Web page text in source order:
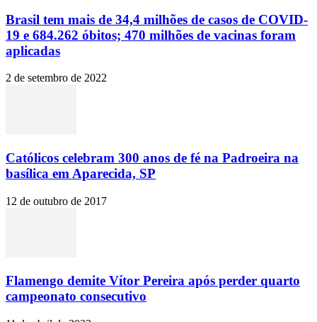
Brasil tem mais de 34,4 milhões de casos de COVID-
19 e 684.262 óbitos; 470 milhões de vacinas foram
aplicadas
2 de setembro de 2022
Católicos celebram 300 anos de fé na Padroeira na
basílica em Aparecida, SP
12 de outubro de 2017
Flamengo demite Vítor Pereira após perder quarto
campeonato consecutivo